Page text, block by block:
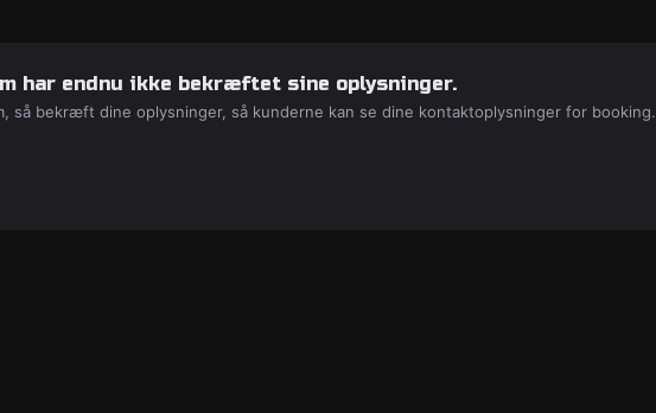
har endnu ikke bekræftet sine oplysninger.
så bekræft dine oplysninger, så kunderne kan se dine kontaktoplysninger for booking.